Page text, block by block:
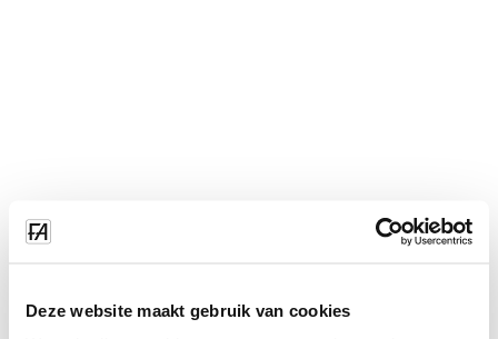
Deze website maakt gebruik van cookies